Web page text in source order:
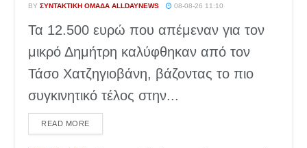
BY ΣΥΝΤΑΚΤΙΚΉ ΟΜΆΔΑ ALLDAYNEWS 08-08-26 11:10
Τα 12.500 ευρώ που απέμεναν για τον
μικρό Δημήτρη καλύφθηκαν από τον
Τάσο Χατζηγιοβάνη, βάζοντας το πιο
συγκινητικό τέλος στην...
READ MOREDETAILS